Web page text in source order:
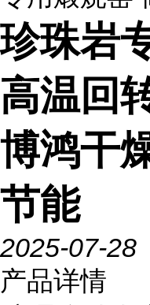
珍珠岩
高温回
博鸿干
节能
2025-07-28
产品详情